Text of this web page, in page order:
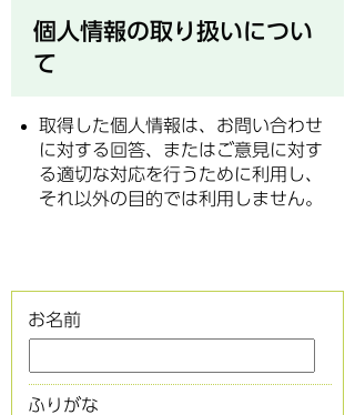
個人情報の取り扱いについ
て
取得した個人情報は、お問い合わせ
に対する回答、またはご意見に対す
る適切な対応を行うために利用し、
それ以外の目的では利用しません。
お名前
ふりがな